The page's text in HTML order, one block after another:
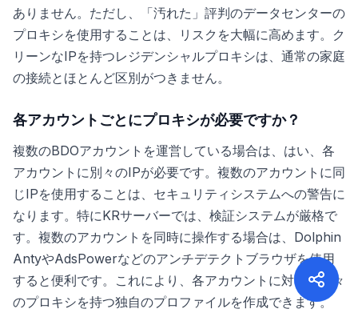
ありません。ただし、「汚れた」評判のデータセンターの
プロキシを使用することは、リスクを大幅に高めます。ク
リーンなIPを持つレジデンシャルプロキシは、通常の家庭
の接続とほとんど区別がつきません。
各アカウントごとにプロキシが必要ですか？
複数のBDOアカウントを運営している場合は、はい、各
アカウントに別々のIPが必要です。複数のアカウントに同
じIPを使用することは、セキュリティシステムへの警告に
なります。特にKRサーバーでは、検証システムが厳格で
す。複数のアカウントを同時に操作する場合は、Dolphin
AntyやAdsPowerなどのアンチデテクトブラウザを使用
すると便利です。これにより、各アカウントに対して別々
のプロキシを持つ独自のプロファイルを作成できます。